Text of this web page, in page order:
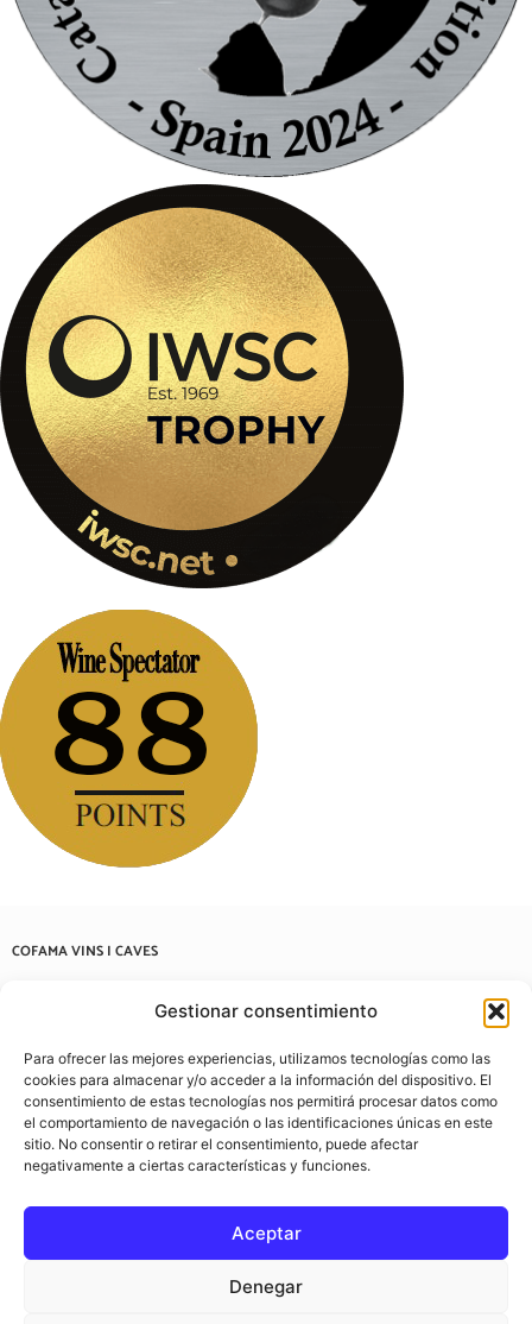
Gestionar consentimiento
Para ofrecer las mejores experiencias, utilizamos tecnologías como las
cookies para almacenar y/o acceder a la información del dispositivo. El
consentimiento de estas tecnologías nos permitirá procesar datos como
el comportamiento de navegación o las identificaciones únicas en este
sitio. No consentir o retirar el consentimiento, puede afectar
negativamente a ciertas características y funciones.
Aceptar
Denegar
COFAMA VINS I CAVES
info@cofamavins.com